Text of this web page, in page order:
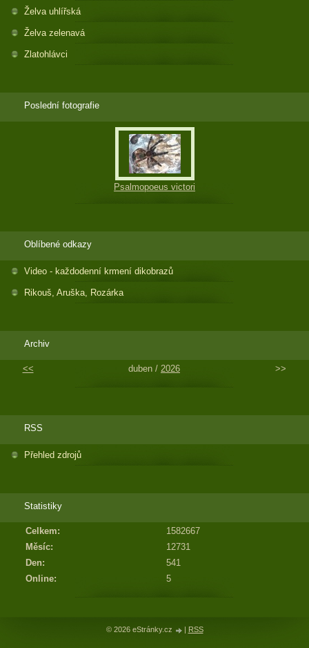
Želva uhlířská
Želva zelenavá
Zlatohlávci
Poslední fotografie
Psalmopoeus victori
Oblíbené odkazy
Video - každodenní krmení dikobrazů
Rikouš, Aruška, Rozárka
Archiv
<< duben / 2026 >>
RSS
Přehled zdrojů
Statistiky
Online: 5
Celkem:
1582667
Měsíc:
12731
Den:
541
© 2026 eStránky.cz | RSS